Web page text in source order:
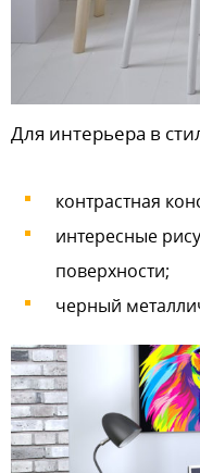
Для интерьера в
контрастная
интересные
поверхности;
черный